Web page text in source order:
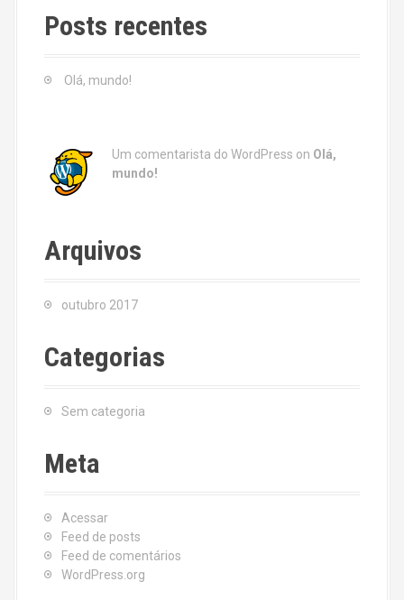
c
h
Posts recentes
Olá, mundo!
Um comentarista do WordPress on Olá,
mundo!
Arquivos
outubro 2017
Categorias
Sem categoria
Meta
Acessar
Feed de posts
Feed de comentários
WordPress.org